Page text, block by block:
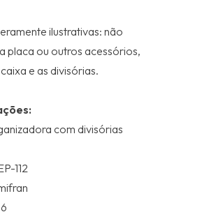
ilustrativas: não
placa ou outros acessórios,
e as divisórias.
com divisórias
112